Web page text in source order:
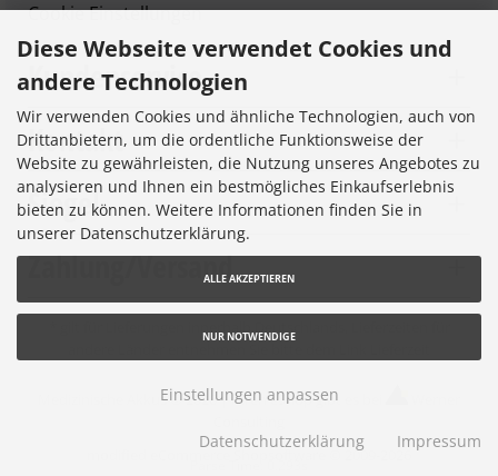
Cookie Einstellungen
Kundenservice
Kontakt
Siegel
Zahlung/Versand
Medizinische Akkus © 2026 |Ihren eShop gibt es bei
ified eCommerce Shopsoftware © 2009-2026
Diese Webseite verwendet Cookies und
andere Technologien
Wir verwenden Cookies und ähnliche Technologien, auch von
Drittanbietern, um die ordentliche Funktionsweise der
Website zu gewährleisten, die Nutzung unseres Angebotes zu
analysieren und Ihnen ein bestmögliches Einkaufserlebnis
bieten zu können. Weitere Informationen finden Sie in
unserer Datenschutzerklärung.
ALLE AKZEPTIEREN
NUR NOTWENDIGE
Einstellungen anpassen
Datenschutzerklärung Impressum